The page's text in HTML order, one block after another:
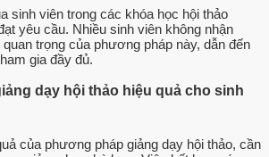
sinh viên trong các khóa học hội thảo
yêu cầu. Nhiều sinh viên không nhận
trọng của phương pháp này, dẫn đến
gia đầy đủ.
dạy hội thảo hiệu quả cho sinh
của phương pháp giảng dạy hội thảo, cần